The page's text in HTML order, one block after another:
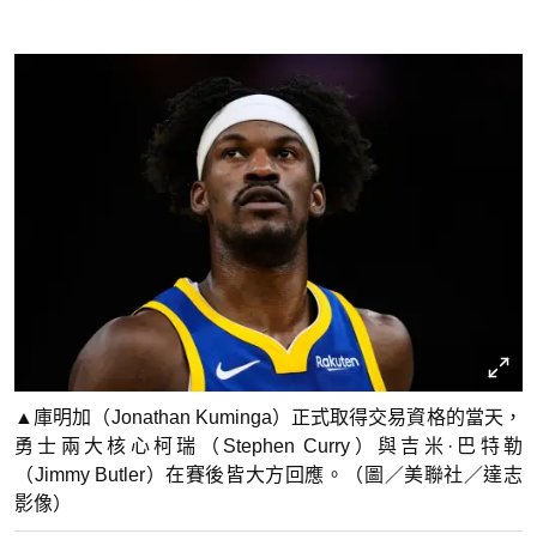
▲庫明加（Jonathan Kuminga）正式取得交易資格的當天，
勇士兩大核心柯瑞（Stephen Curry）與吉米·巴特勒
（Jimmy Butler）在賽後皆大方回應。（圖／美聯社／達志
影像）